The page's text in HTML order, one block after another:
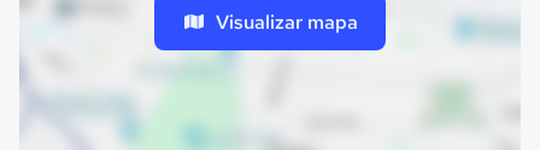
Visualizar mapa